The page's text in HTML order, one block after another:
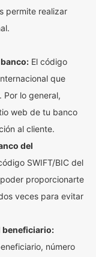
permite realizar
El código
que
lo general,
web de tu banco
al cliente.
del
SWIFT/BIC del
proporcionarte
veces para evitar
beneficiario:
número